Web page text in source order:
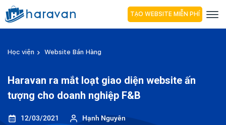
TẠO WEBSITE MIỄN PHÍ
Học viện Website Bán Hàng
Haravan ra mắt loạt giao diện website ấn
tượng cho doanh nghiệp F&B
12/03/2021 Hạnh Nguyên